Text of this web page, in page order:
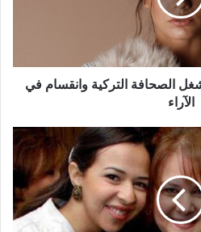
الصحافة التركية وانقسام في
الآراء